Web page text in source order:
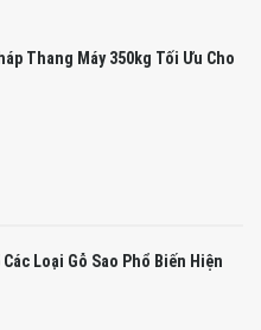
Thang Máy 350kg Tối Ưu Cho
Các Loại Gỗ Sao Phổ Biến Hiện